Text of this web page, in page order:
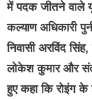
में पदक जीतने वाले
कल्याण अधिकारी
निवासी अरविंद
लोकेश कुमार और
हुए कहा कि रोइंग